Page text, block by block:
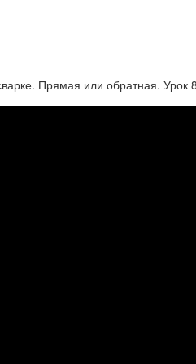
Прямая или обратная. Урок